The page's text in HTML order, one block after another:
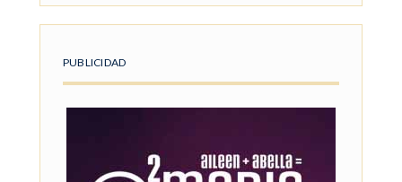
PUBLICIDAD